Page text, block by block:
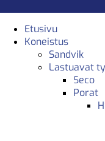
Etusivu
Koneistus
Sandvik
Lastuavat
Seco
Porat